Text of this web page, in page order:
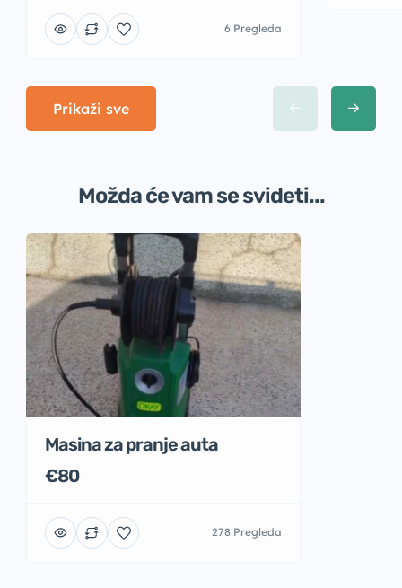
6 Pregleda
Prikaži sve
Možda će vam se svideti...
Masina za pranje auta
€80
278 Pregleda